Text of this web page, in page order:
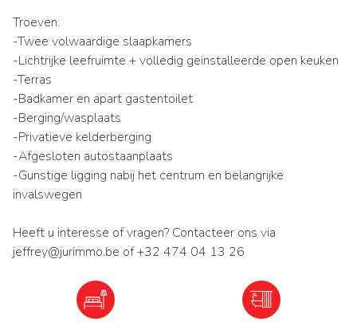
Troeven:
-Twee volwaardige slaapkamers
-Lichtrijke leefruimte + volledig geïnstalleerde open keuken
-Terras
-Badkamer en apart gastentoilet
-Berging/wasplaats
-Privatieve kelderberging
-Afgesloten autostaanplaats
-Gunstige ligging nabij het centrum en belangrijke
invalswegen
Heeft u interesse of vragen? Contacteer ons via
jeffrey@jurimmo.be of +32 474 04 13 26